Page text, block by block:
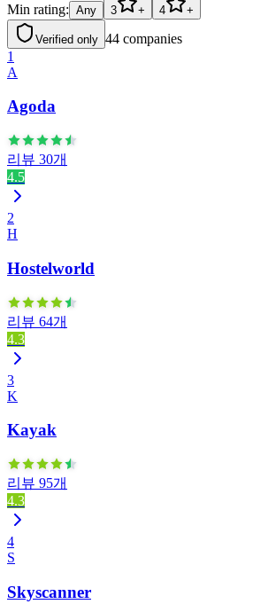
Min rating: Any 3 + 4 +
Verified only 44 companies
1
A
Agoda
리뷰 30개
4.5
2
H
Hostelworld
리뷰 64개
4.3
3
K
Kayak
리뷰 95개
4.3
4
S
Skyscanner